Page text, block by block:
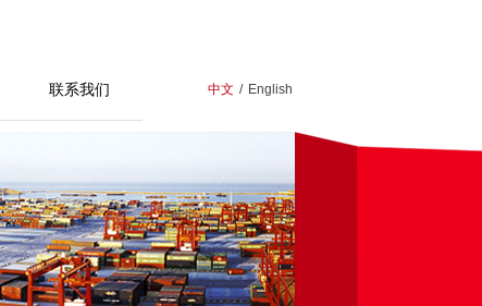
联系我们 中文 / English